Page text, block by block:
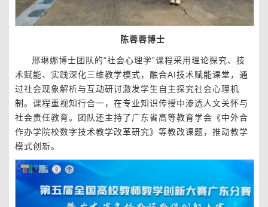
陈蓉蓉博士
邢琳娜博士团队的“社会心理学”课程采用理论探究、技
术赋能、实践深化三维教学模式，融合AI技术赋能课堂，通
过社会现象解析与互动研讨激发学生自主探究社会心理机
制。课程重视知行合一，在专业知识传授中渗透人文关怀与
社会责任教育。团队还主持了广东省高等教育学会《中外合
作办学院校数字技术教学改革研究》等教改课题，推动教学
模式创新。